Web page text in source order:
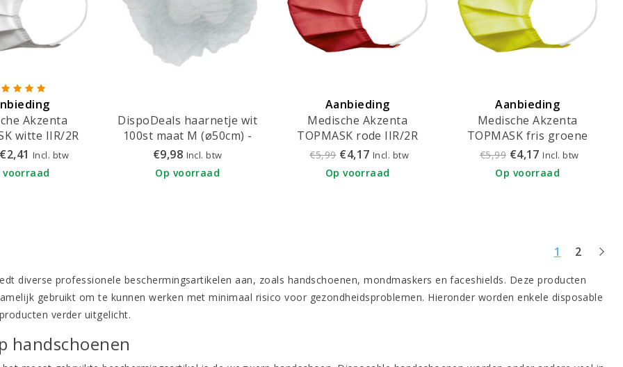
Akzenta
witte IIR/2R
met elastiek
€2,41 Incl. btw
voorraad
DispoDeals haarnetje wit
100st maat M (ø50cm) -
3211W
€9,98 Incl. btw
Op voorraad
Aanbieding
Medische Akzenta
TOPMASK rode IIR/2R
mondmaskers met elastiek
€5,99 €4,17 Incl. btw
Op voorraad
Aanbieding
Medische Akzenta
TOPMASK fris groene
IIR/2R mondmaskers met
elastiek 50 stuks
€5,99 €4,17 Incl. btw
Op voorraad
1 2
diverse professionele beschermingsartikelen aan, zoals handschoenen, mondmaskers en faceshields. Deze producten
gebruikt om te kunnen werken met minimaal risico voor gezondheidsproblemen. Hieronder worden enkele disposable
verder uitgelicht.
handschoenen